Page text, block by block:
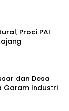
Prodi PAI
dan Desa
Garam Industri